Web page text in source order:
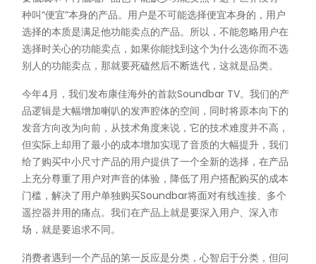
种叫“便宜”本身的产品。用户是不可能选择便宜本身的，用户
选择的本质是满足他功能卖点的产品。所以，不能忽略用户在
选择时关心的功能卖点，如果你能找到这个为什么选你而不选
别人的功能卖点，那就要死磕然后不断迭代，这就是品类。
今年4月，我们发布康佳海外的首款Soundbar TV。我们的产
品逻辑是大幅增加喇叭的发声腔体的空间，同时将原本向下的
发音方向改为向前，从技术角度来说，它的技术难度并不高，
但实际上却用了最小的成本增加实现了音质的大幅提升，我们
给了购买中小尺寸产品的用户提供了一个全新的选择，在产品
上充分尊重了用户对声音的体验，降低了用户搭配购买的成本
门槛，解决了用户单独购买Soundbar将面对有线连接、多个
遥控器并用的痛点。我们在产品上就是要深入用户、深入市
场，就是要追求不同。
消费者遇到一个产品的第一反应是分类，心智启于分类，但问